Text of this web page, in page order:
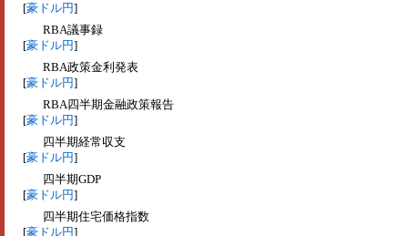
[豪ドル円]
RBA議事録
[豪ドル円]
RBA政策金利発表
[豪ドル円]
RBA四半期金融政策報告
[豪ドル円]
四半期経常収支
[豪ドル円]
四半期GDP
[豪ドル円]
四半期住宅価格指数
[豪ドル円]